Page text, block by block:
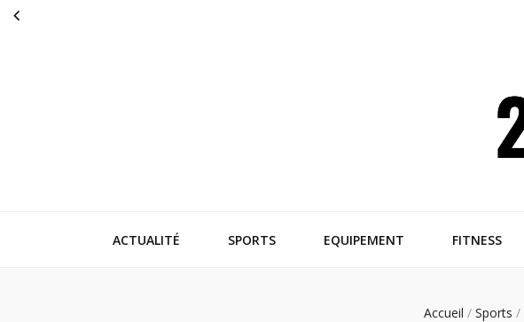
ACTUALITÉ SPORTS EQUIPEMENT FITNESS
Accueil / Sports /